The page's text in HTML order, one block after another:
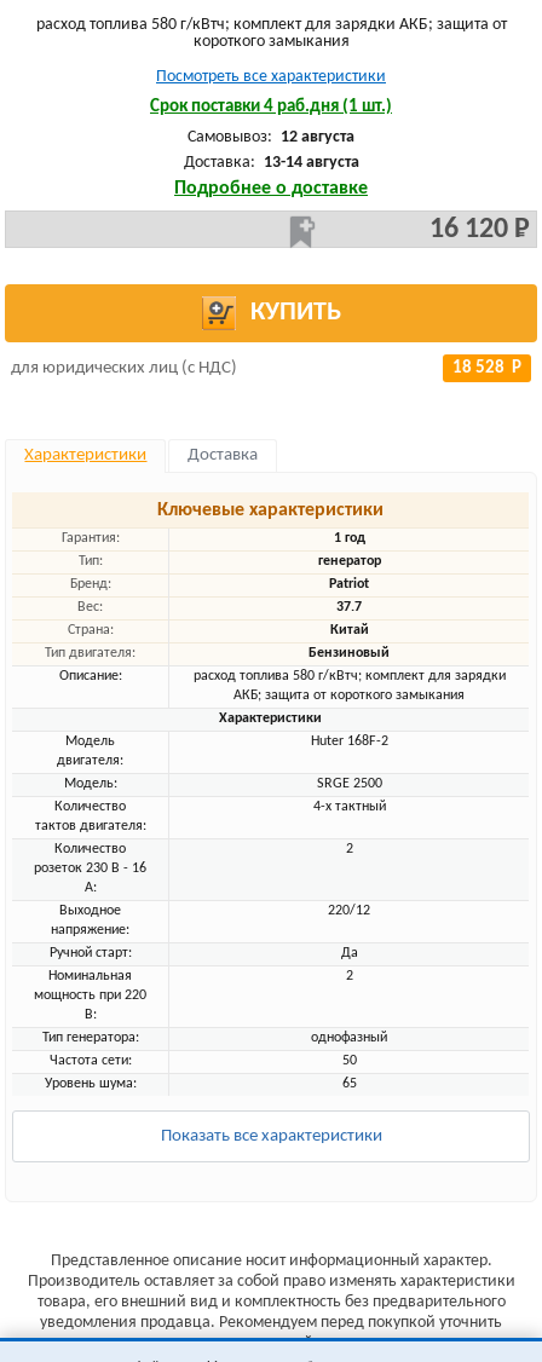
расход топлива 580 г/кВтч; комплект для зарядки АКБ; защита от
короткого замыкания
Посмотреть все характеристики
Срок поставки 4 раб.дня (1 шт.)
Самовывоз: 12 августа
Доставка: 13-14 августа
Подробнее о доставке
16 120 Р
КУПИТЬ
для юридических лиц (с НДС) 18 528 Р
Характеристики Доставка
Ключевые характеристики
Гарантия:
1 год
Тип:
генератор
Бренд:
Patriot
Вес:
37.7
Страна:
Китай
Тип двигателя:
Бензиновый
Описание:
расход топлива 580 г/кВтч; комплект для зарядки
АКБ; защита от короткого замыкания
Характеристики
Модель
двигателя:
Huter 168F-2
Модель:
SRGE 2500
Количество
тактов двигателя:
4-х тактный
Количество
розеток 230 В - 16
А:
2
Выходное
напряжение:
220/12
Ручной старт:
Да
Номинальная
мощность при 220
В:
2
Тип генератора:
однофазный
Частота сети:
50
Уровень шума:
65
Показать все характеристики
Представленное описание носит информационный характер.
Производитель оставляет за собой право изменять характеристики
товара, его внешний вид и комплектность без предварительного
уведомления продавца. Рекомендуем перед покупкой уточнить
характеристики товара на сайте производителя.